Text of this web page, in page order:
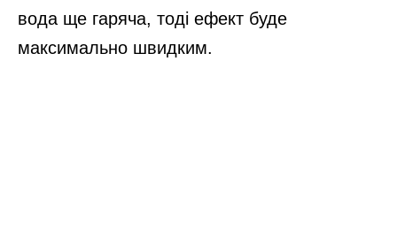
вода ще гаряча, тоді ефект буде
максимально швидким.